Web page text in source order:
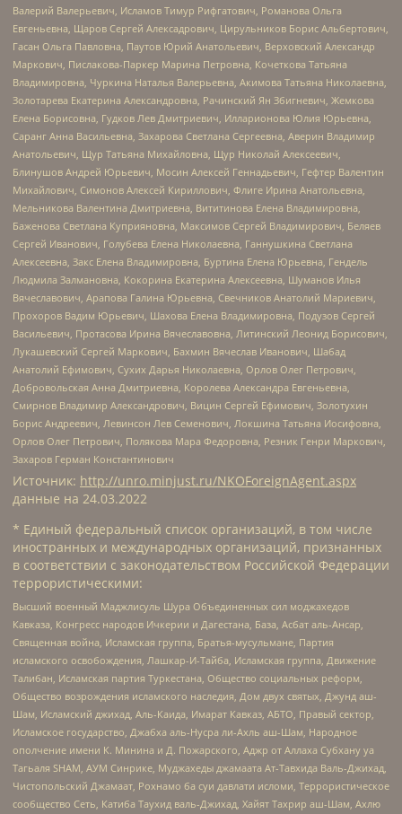
Валерий Валерьевич, Исламов Тимур Рифгатович, Романова Ольга
Евгеньевна, Щаров Сергей Алексадрович, Цирульников Борис Альбертович,
Гасан Ольга Павловна, Паутов Юрий Анатольевич, Верховский Александр
Маркович, Пислакова-Паркер Марина Петровна, Кочеткова Татьяна
Владимировна, Чуркина Наталья Валерьевна, Акимова Татьяна Николаевна,
Золотарева Екатерина Александровна, Рачинский Ян Збигневич, Жемкова
Елена Борисовна, Гудков Лев Дмитриевич, Илларионова Юлия Юрьевна,
Саранг Анна Васильевна, Захарова Светлана Сергеевна, Аверин Владимир
Анатольевич, Щур Татьяна Михайловна, Щур Николай Алексеевич,
Блинушов Андрей Юрьевич, Мосин Алексей Геннадьевич, Гефтер Валентин
Михайлович, Симонов Алексей Кириллович, Флиге Ирина Анатольевна,
Мельникова Валентина Дмитриевна, Вититинова Елена Владимировна,
Баженова Светлана Куприяновна, Максимов Сергей Владимирович, Беляев
Сергей Иванович, Голубева Елена Николаевна, Ганнушкина Светлана
Алексеевна, Закс Елена Владимировна, Буртина Елена Юрьевна, Гендель
Людмила Залмановна, Кокорина Екатерина Алексеевна, Шуманов Илья
Вячеславович, Арапова Галина Юрьевна, Свечников Анатолий Мариевич,
Прохоров Вадим Юрьевич, Шахова Елена Владимировна, Подузов Сергей
Васильевич, Протасова Ирина Вячеславовна, Литинский Леонид Борисович,
Лукашевский Сергей Маркович, Бахмин Вячеслав Иванович, Шабад
Анатолий Ефимович, Сухих Дарья Николаевна, Орлов Олег Петрович,
Добровольская Анна Дмитриевна, Королева Александра Евгеньевна,
Смирнов Владимир Александрович, Вицин Сергей Ефимович, Золотухин
Борис Андреевич, Левинсон Лев Семенович, Локшина Татьяна Иосифовна,
Орлов Олег Петрович, Полякова Мара Федоровна, Резник Генри Маркович,
Захаров Герман Константинович
Источник: http://unro.minjust.ru/NKOForeignAgent.aspx
данные на 24.03.2022
* Единый федеральный список организаций, в том числе
иностранных и международных организаций, признанных
в соответствии с законодательством Российской Федерации
террористическими:
Высший военный Маджлисуль Шура Объединенных сил моджахедов
Кавказа, Конгресс народов Ичкерии и Дагестана, База, Асбат аль-Ансар,
Священная война, Исламская группа, Братья-мусульмане, Партия
исламского освобождения, Лашкар-И-Тайба, Исламская группа, Движение
Талибан, Исламская партия Туркестана, Общество социальных реформ,
Общество возрождения исламского наследия, Дом двух святых, Джунд аш-
Шам, Исламский джихад, Аль-Каида, Имарат Кавказ, АБТО, Правый сектор,
Исламское государство, Джабха аль-Нусра ли-Ахль аш-Шам, Народное
ополчение имени К. Минина и Д. Пожарского, Аджр от Аллаха Субхану уа
Тагьаля SHAM, АУМ Синрике, Муджахеды джамаата Ат-Тавхида Валь-Джихад,
Чистопольский Джамаат, Рохнамо ба суи давлати исломи, Террористическое
сообщество Сеть, Катиба Таухид валь-Джихад, Хайят Тахрир аш-Шам, Ахлю